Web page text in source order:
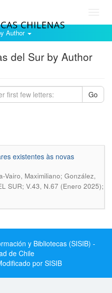
Author
del Sur by Author
Go
existentes às novas
Vairo, Maximiliano; González,
SUR; V.43, N.67 (Enero 2025);
y Bibliotecas (SISIB) -
de Chile
por SISIB